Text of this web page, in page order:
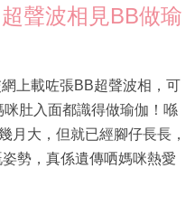
聲波相見BB做瑜
上載咗張BB超聲波相，可
肚入面都識得做瑜伽！喺
月大，但就已經腳仔長長，
勢，真係遺傳哂媽咪熱愛